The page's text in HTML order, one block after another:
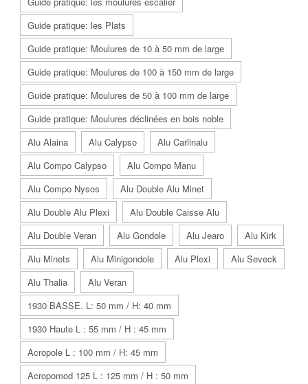
Guide pratique: les Plats
Guide pratique: Moulures de 10 à 50 mm de large
Guide pratique: Moulures de 100 à 150 mm de large
Guide pratique: Moulures de 50 à 100 mm de large
Guide pratique: Moulures déclinées en bois noble
Alu Alaina
Alu Calypso
Alu Carlinalu
Alu Compo Calypso
Alu Compo Manu
Alu Compo Nysos
Alu Double Alu Minet
Alu Double Alu Plexi
Alu Double Caisse Alu
Alu Double Veran
Alu Gondole Alu Jearo
Alu Kirk
Alu Minets
Alu Minigondole Alu Plexi
Alu Seveck
Alu Thalia
Alu Veran
1930 BASSE. L: 50 mm / H: 40 mm
1930 Haute L : 55 mm / H : 45 mm
Acropole L : 100 mm / H: 45 mm
Acropomod 125 L : 125 mm / H : 50 mm